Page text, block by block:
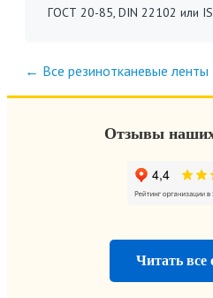
ГОСТ 20-85, DIN 22102 или
← Все резинотканевые ленты
Отзывы
Читать все